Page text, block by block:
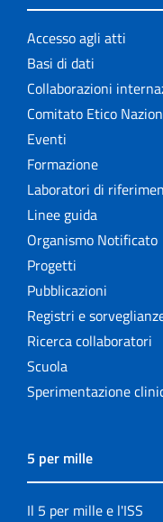
Accesso agli atti
Basi di dati
Collaborazioni
Comitato Etico
Eventi
Formazione
Laboratori di
Linee guida
Organismo Notificato
Progetti
Pubblicazioni
Registri e
Ricerca collaboratori
Scuola
Sperimentazione
5 per mille
Il 5 per mille e l'ISS